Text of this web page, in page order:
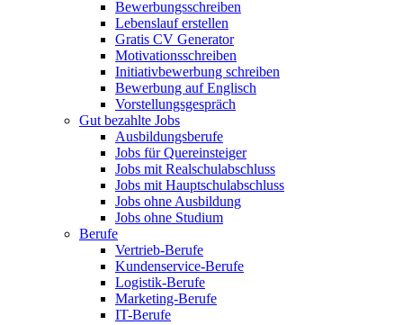
Bewerbungsschreiben
Lebenslauf erstellen
Gratis CV Generator
Motivationsschreiben
Initiativbewerbung schreiben
Bewerbung auf Englisch
Vorstellungsgespräch
Gut bezahlte Jobs
Ausbildungsberufe
Jobs für Quereinsteiger
Jobs mit Realschulabschluss
Jobs mit Hauptschulabschluss
Jobs ohne Ausbildung
Jobs ohne Studium
Berufe
Vertrieb-Berufe
Kundenservice-Berufe
Logistik-Berufe
Marketing-Berufe
IT-Berufe